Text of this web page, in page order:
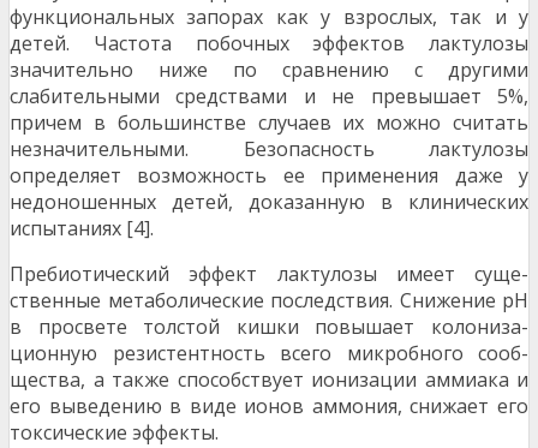
функциональных запорах как у взрослых, так и у
детей. Частота побочных эф­фектов лактулозы
значительно ниже по сравне­нию с другими
слабительными средствами и не превышает 5%,
причем в большинстве случаев их можно считать
незначительными. Безопасность лактулозы
определяет возможность ее примене­ния даже у
недоношенных детей, доказанную в клинических
испытаниях [4].
Пребиотический эффект лактулозы имеет суще­
ственные метаболические последствия. Снижение рН
в просвете толстой кишки повышает колониза­
ционную резистентность всего микробного сооб­
щества, а также способствует ионизации аммиака и
его выведению в виде ионов аммония, снижает его
токсические эффекты.